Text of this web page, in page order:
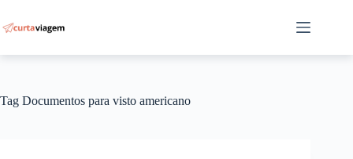
para
o
Tag Documentos para visto americano